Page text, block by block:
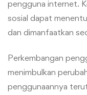
pengguna internet.
sosial dapat
dan dimanfaatkan
Perkembangan
menimbulkan
penggunaannya